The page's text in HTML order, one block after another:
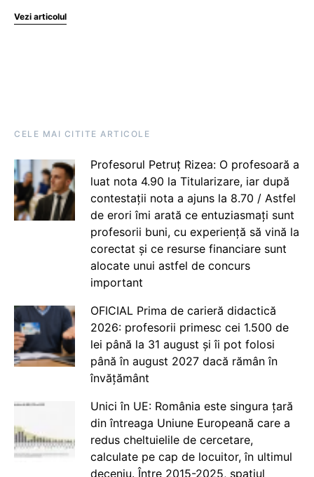
Vezi articolul
CELE MAI CITITE ARTICOLE
Profesorul Petruț Rizea: O profesoară a
luat nota 4.90 la Titularizare, iar după
contestații nota a ajuns la 8.70 / Astfel
de erori îmi arată ce entuziasmați sunt
profesorii buni, cu experiență să vină la
corectat și ce resurse financiare sunt
alocate unui astfel de concurs
important
OFICIAL Prima de carieră didactică
2026: profesorii primesc cei 1.500 de
lei până la 31 august și îi pot folosi
până în august 2027 dacă rămân în
învățământ
Unici în UE: România este singura țară
din întreaga Uniune Europeană care a
redus cheltuielile de cercetare,
calculate pe cap de locuitor, în ultimul
deceniu. Între 2015-2025, spațiul